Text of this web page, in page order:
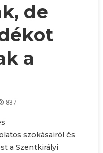
de
a
837
szokásairól és
a Szentkirályi